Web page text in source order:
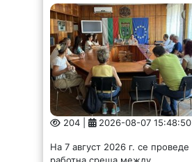
204 | 2026-08-07 15:48:50
На 7 август 2026 г. се проведе